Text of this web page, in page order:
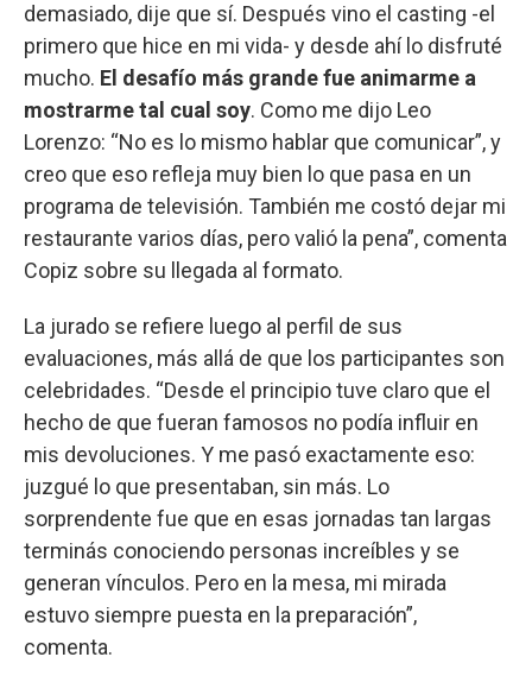
demasiado, dije que sí. Después vino el casting -el
primero que hice en mi vida- y desde ahí lo disfruté
mucho. El desafío más grande fue animarme a
mostrarme tal cual soy. Como me dijo Leo
Lorenzo: “No es lo mismo hablar que comunicar”, y
creo que eso refleja muy bien lo que pasa en un
programa de televisión. También me costó dejar mi
restaurante varios días, pero valió la pena”, comenta
Copiz sobre su llegada al formato.
La jurado se refiere luego al perfil de sus
evaluaciones, más allá de que los participantes son
celebridades. “Desde el principio tuve claro que el
hecho de que fueran famosos no podía influir en
mis devoluciones. Y me pasó exactamente eso:
juzgué lo que presentaban, sin más. Lo
sorprendente fue que en esas jornadas tan largas
terminás conociendo personas increíbles y se
generan vínculos. Pero en la mesa, mi mirada
estuvo siempre puesta en la preparación”,
comenta.